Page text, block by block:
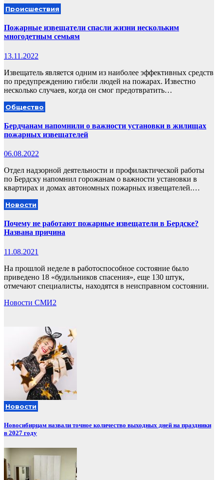
Происшествия
Пожарные извещатели спасли жизни нескольким
многодетным семьям
13.11.2022
Извещатель является одним из наиболее эффективных средств
по предупреждению гибели людей на пожарах. Известно
несколько случаев, когда он смог предотвратить…
Общество
Бердчанам напомнили о важности установки в жилищах
пожарных извещателей
06.08.2022
Отдел надзорной деятельности и профилактической работы
по Бердску напомнил горожанам о важности установки в
квартирах и домах автономных пожарных извещателей.…
Новости
Почему не работают пожарные извещатели в Бердске?
Названа причина
11.08.2021
На прошлой неделе в работоспособное состояние было
приведено 18 «будильников спасения», еще 130 штук,
отмечают специалисты, находятся в неисправном состоянии.
Новости СМИ2
Новости
Новосибирцам назвали точное количество выходных дней на праздники
в 2027 году